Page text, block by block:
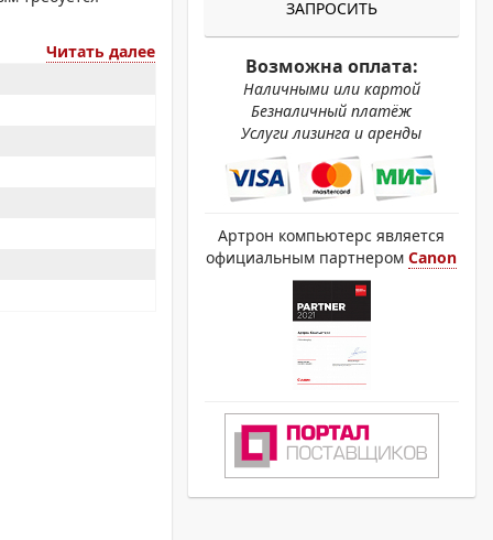
Читать далее
ЗАПРОСИТЬ
Возможна оплата:
Наличными или картой
Безналичный платёж
Услуги лизинга и аренды
Артрон компьютерс является
официальным партнеромCanon